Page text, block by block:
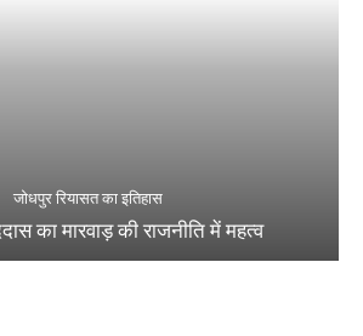
जोधपुर रियासत का इतिहास
का मारवाड़ की राजनीति में महत्व